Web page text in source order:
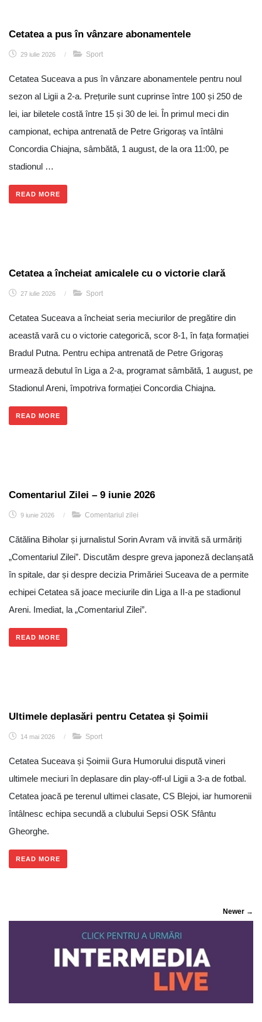
Cetatea a pus în vânzare abonamentele
29 iulie 2026 / Sport
Cetatea Suceava a pus în vânzare abonamentele pentru noul
sezon al Ligii a 2-a. Prețurile sunt cuprinse între 100 și 250 de
lei, iar biletele costă între 15 și 30 de lei. În primul meci din
campionat, echipa antrenată de Petre Grigoraș va întâlni
Concordia Chiajna, sâmbătă, 1 august, de la ora 11:00, pe
stadionul …
READ MORE
Cetatea a încheiat amicalele cu o victorie clară
27 iulie 2026 / Sport
Cetatea Suceava a încheiat seria meciurilor de pregătire din
această vară cu o victorie categorică, scor 8-1, în fața formației
Bradul Putna. Pentru echipa antrenată de Petre Grigoraș
urmează debutul în Liga a 2-a, programat sâmbătă, 1 august, pe
Stadionul Areni, împotriva formației Concordia Chiajna.
READ MORE
Comentariul Zilei – 9 iunie 2026
9 iunie 2026 / Comentariul zilei
Cătălina Biholar și jurnalistul Sorin Avram vă invită să urmăriți
„Comentariul Zilei”. Discutăm despre greva japoneză declanșată
în spitale, dar și despre decizia Primăriei Suceava de a permite
echipei Cetatea să joace meciurile din Liga a II-a pe stadionul
Areni. Imediat, la „Comentariul Zilei”.
READ MORE
Ultimele deplasări pentru Cetatea și Șoimii
14 mai 2026 / Sport
Cetatea Suceava și Șoimii Gura Humorului dispută vineri
ultimele meciuri în deplasare din play-off-ul Ligii a 3-a de fotbal.
Cetatea joacă pe terenul ultimei clasate, CS Blejoi, iar humorenii
întâlnesc echipa secundă a clubului Sepsi OSK Sfântu
Gheorghe.
READ MORE
Newer →